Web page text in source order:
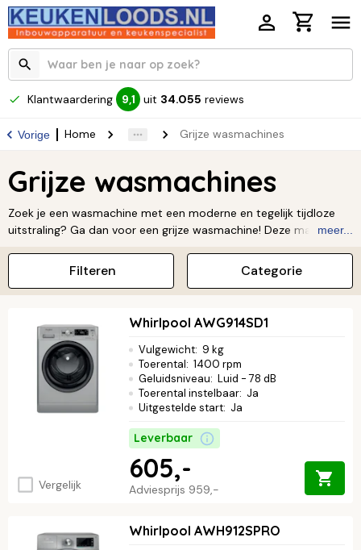
Klantwaardering 9,1 uit 34.055 reviews
Vorige Home Grijze wasmachines
Grijze wasmachines
Zoek je een wasmachine met een moderne en tegelijk tijdloze
uitstraling? Ga dan voor een grijze wasmachine! Deze machines
industrieel. Ze combineren een veelzijdig design met duurzame,
energiezuinige prestaties, zodat je was altijd perfect schoon
wordt.Lees verder ↓
meer...
Categorie
Filteren
Vergelijk
Whirlpool AWG914SD1
Vulgewicht: 9 kg
Toerental: 1400 rpm
Geluidsniveau: Luid - 78 dB
Toerental instelbaar: Ja
Uitgestelde start: Ja
Leverbaar
Adviesprijs 959,-
605,-
Whirlpool AWH912SPRO